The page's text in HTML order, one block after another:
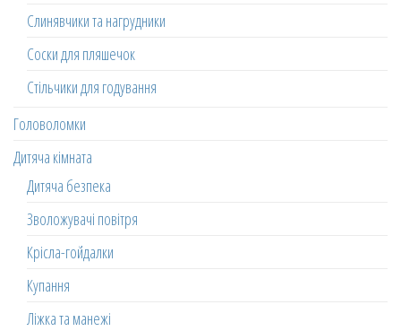
Слинявчики та нагрудники
Соски для пляшечок
Стільчики для годування
Головоломки
Дитяча кімната
Дитяча безпека
Зволожувачі повітря
Крісла-гойдалки
Купання
Ліжка та манежі